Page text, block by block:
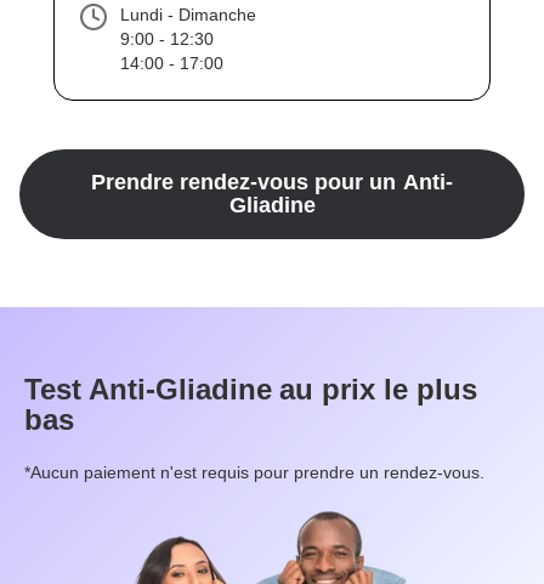
Lundi - Dimanche
9:00 - 12:30
14:00 - 17:00
Prendre rendez-vous pour un Anti-
Gliadine
Test Anti-Gliadine au prix le plus
bas
*Aucun paiement n'est requis pour prendre un rendez-vous.